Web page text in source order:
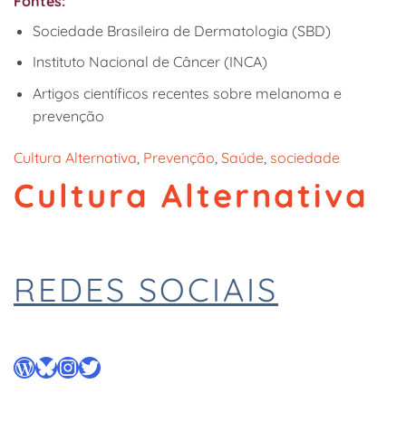
Sociedade Brasileira de Dermatologia (SBD)
Instituto Nacional de Câncer (INCA)
Artigos científicos recentes sobre melanoma e
prevenção
Cultura Alternativa Prevenção Saúde sociedade
Cultura Alternativa
REDES SOCIAIS
WordPress
Bluesky
Instagram
Twitter